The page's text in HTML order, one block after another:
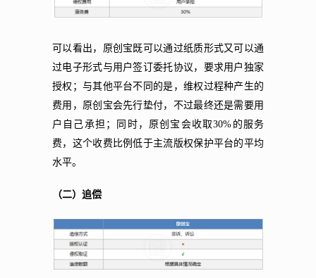
可以看出，原创宝既可以通过纸质形式又可以通
过电子形式与用户签订委托协议，要求用户独家
授权；与其他平台不同的是，维权过程种产生的
费用，原创宝会先行垫付，不过最终还是需要用
户自己承担；同时，原创宝会收取30%的服务
费，这个收费比例低于主流版权保护平台的平均
水平。
（二）追偿